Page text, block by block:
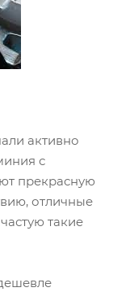
активно
с
прекрасную
отличные
такие